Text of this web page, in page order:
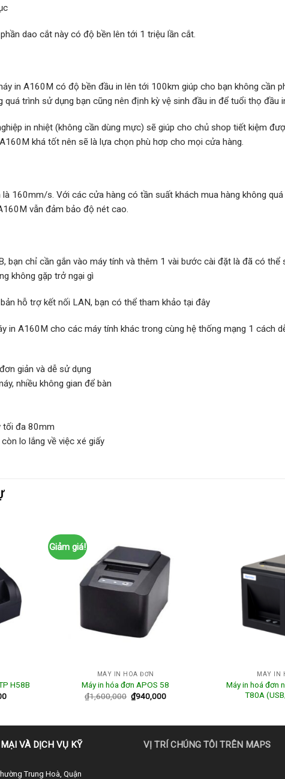
dao cắt này có độ bền lên tới 1 triệu lần cắt.
in A160M có độ bền đầu in lên tới 100km giúp cho bạn không cần
quá trình sử dụng bạn cũng nên định kỳ vệ sinh đầu in để tuổi thọ đầu
in nhiệt (không cần dùng mực) sẽ giúp cho chủ shop tiết kiệm
khá tốt nên sẽ là lựa chọn phù hơp cho mọi cửa hàng.
160mm/s. Với các cửa hàng có tần suất khách mua hàng không
vẫn đảm bảo độ nét cao.
bạn chỉ cần gắn vào máy tính và thêm 1 vài bước cài đặt là đã có
không gặp trở ngại gì
hỗ trợ kết nối LAN, bạn có thể tham khảo tại đây
in A160M cho các máy tính khác trong cùng hệ thống mạng 1 cách
giản và dễ sử dụng
nhiều không gian để bàn
tối đa 80mm
lo lắng về việc xé giấy
H58B
Giảm giá!
MÁY IN HÓA ĐƠN
Máy in hóa đơn APOS 58
₫1,600,000 ₫940,000
MÁY IN
Máy in hoá đơn
T80A
VÀ DỊCH VỤ KỸ
Trung Hoà, Quận
VỊ TRÍ CHÚNG TÔI TRÊN MAPS